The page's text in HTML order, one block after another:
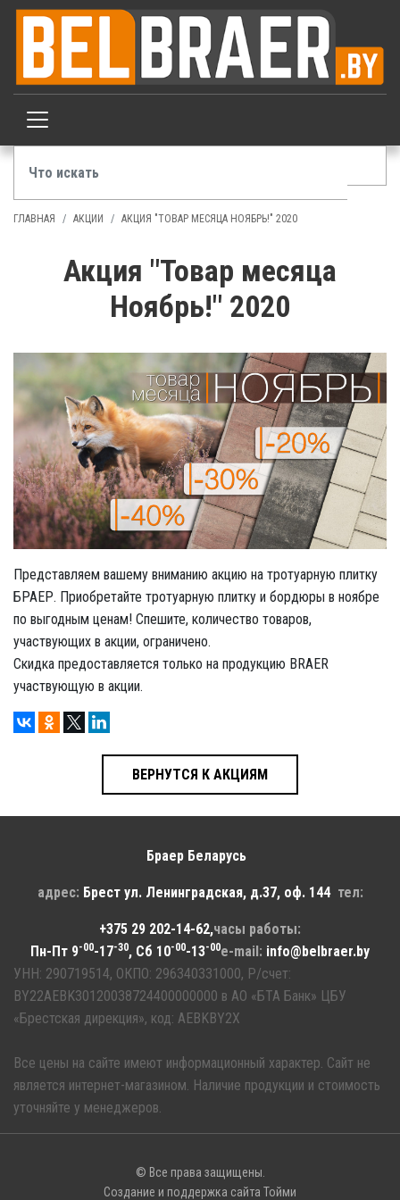
ГЛАВНАЯ АКЦИИ АКЦИЯ "ТОВАР МЕСЯЦА НОЯБРЬ!" 2020
Акция "Товар месяца
Ноябрь!" 2020
Представляем вашему вниманию акцию на тротуарную плитку
БРАЕР. Приобретайте тротуарную плитку и бордюры в ноябре
по выгодным ценам! Спешите, количество товаров,
участвующих в акции, ограничено.
Скидка предоставляется только на продукцию BRAER
участвующую в акции.
ВЕРНУТСЯ К АКЦИЯМ
Браер Беларусь
адрес: Брест ул. Ленинградская, д.37, оф. 144 тел:
+375 29 202-14-62,часы работы:
Пн-Пт 9-00-17-30, Сб 10-00-13-00e-mail: info@belbraer.by
УНН: 290719514, ОКПО: 296340331000, Р/счет:
BY22AEBK30120038724400000000 в АО «БТА Банк» ЦБУ
«Брестская дирекция», код: AEBKBY2X
Все цены на сайте имеют информационный характер. Сайт не
является интернет-магазином. Наличие продукции и стоимость
уточняйте у менеджеров.
© Все права защищены.
Создание и поддержка сайта Тойми